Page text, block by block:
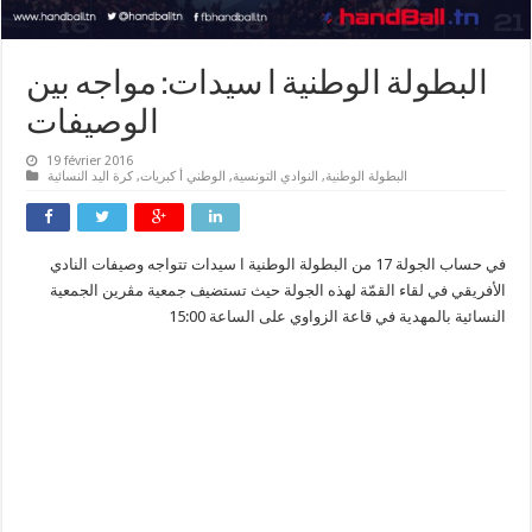
البطولة الوطنية ا سيدات: مواجه بين
الوصيفات
19 février 2016
البطولة الوطنية, النوادي التونسية, الوطني أ كبريات, كرة اليد النسائية
في حساب الجولة 17 من البطولة الوطنية ا سيدات تتواجه وصيفات النادي
الأفريقيفي لقاء القمّة لهذه الجولة حيث تستضيف جمعية مڨرين الجمعية
النسائية بالمهدية في قاعة الزواوي على الساعة 15:00